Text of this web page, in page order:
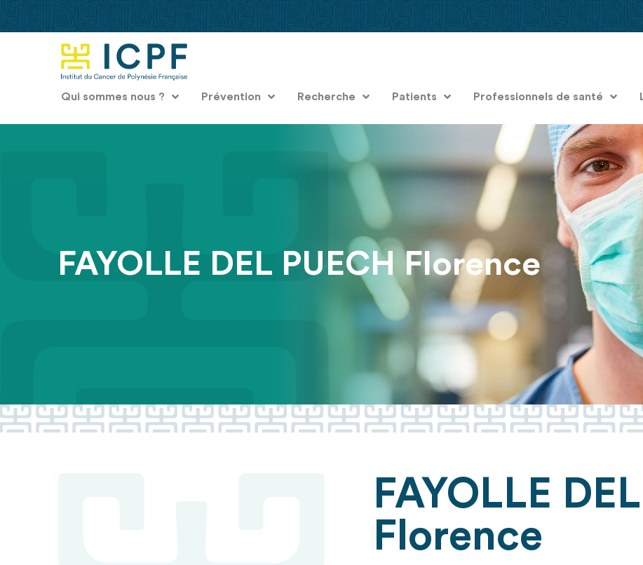
Qui sommes nous ? Prévention Recherche Patients Professionnels de santé
FAYOLLE DEL PUECH Florence
FAYOLLE
Florence